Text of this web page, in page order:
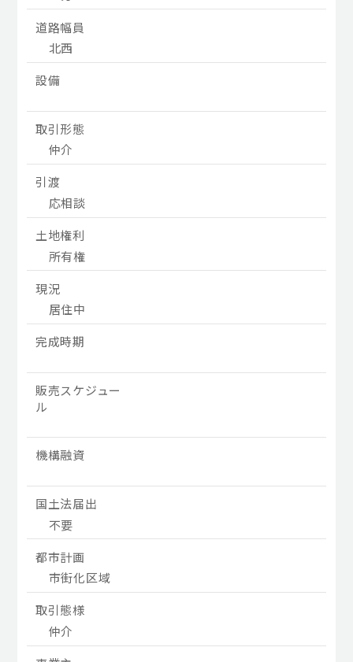
道路幅員
北西
設備
取引形態
仲介
引渡
応相談
土地権利
所有権
現況
居住中
完成時期
販売スケジュー
ル
機構融資
国土法届出
不要
都市計画
市街化区域
取引態様
仲介